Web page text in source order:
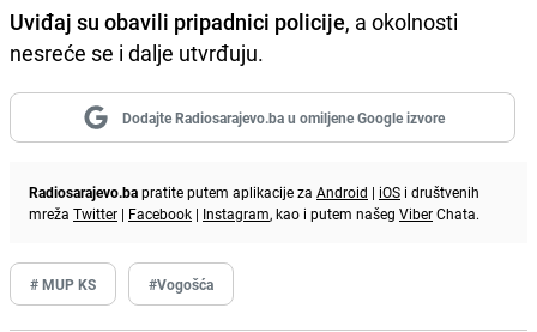
Uviđaj su obavili pripadnici policije, a okolnosti
nesreće se i dalje utvrđuju.
Dodajte Radiosarajevo.ba u omiljene Google izvore
Radiosarajevo.bapratite putem aplikacije za Android | iOS i društvenih
mreža Twitter | Facebook | Instagram, kao i putem našeg ViberChata.
# MUP KS #Vogošća